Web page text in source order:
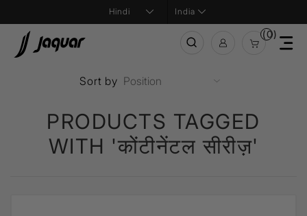
India
(0)
PRODUCTS TAGGED
WITH 'कोंटीनेंटल सीरीज़'
Sort by